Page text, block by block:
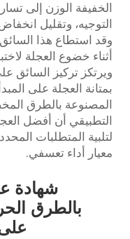
الخفيفة الوزن إلى
وقد استطاع هذا
أثناء خضوع العجلة
ويرتكز تركيز
بمتانة العجلة على
المصنوعة بالطرق
التطبيقي أن أفضل
لتلبية المتطلبات
معيار أداء تعسفي.
شهادة
بالطرق